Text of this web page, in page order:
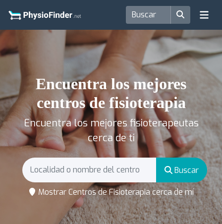
Encuentra los mejores
centros de fisioterapia
Encuentra los mejores fisioterapeutas
cerca de ti
Buscar
Mostrar Centros de Fisioterapia cerca de mí